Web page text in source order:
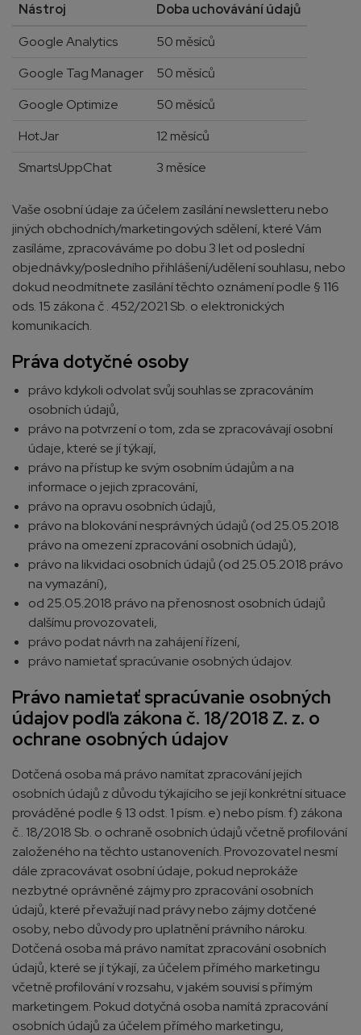
Nástroj
Doba uchovávání údajů
Google Analytics
50 měsíců
Google Tag Manager
50 měsíců
Google Optimize
50 měsíců
HotJar
12 měsíců
SmartsUppChat
3 měsíce
Vaše osobní údaje za účelem zasílání newsletteru nebo
jiných obchodních/marketingových sdělení, které Vám
zasíláme, zpracováváme po dobu 3 let od poslední
objednávky/posledního přihlášení/udělení souhlasu, nebo
dokud neodmítnete zasílání těchto oznámení podle § 116
ods. 15 zákona č . 452/2021 Sb. o elektronických
komunikacích.
Práva dotyčné osoby
právo kdykoli odvolat svůj souhlas se zpracováním
osobních údajů,
právo na potvrzení o tom, zda se zpracovávají osobní
údaje, které se jí týkají,
právo na přístup ke svým osobním údajům a na
informace o jejich zpracování,
právo na opravu osobních údajů,
právo na blokování nesprávných údajů (od 25.05.2018
právo na omezení zpracování osobních údajů),
právo na likvidaci osobních údajů (od 25.05.2018 právo
na vymazání),
od 25.05.2018 právo na přenosnost osobních údajů
dalšímu provozovateli,
právo podat návrh na zahájení řízení,
právo namietať spracúvanie osobných údajov.
Právo namietať spracúvanie osobných
údajov podľa zákona č. 18/2018 Z. z. o
ochrane osobných údajov
Dotčená osoba má právo namítat zpracování jejích
osobních údajů z důvodu týkajícího se její konkrétní situace
prováděné podle § 13 odst. 1 písm. e) nebo písm. f) zákona
č.. 18/2018 Sb. o ochraně osobních údajů včetně profilování
založeného na těchto ustanoveních. Provozovatel nesmí
dále zpracovávat osobní údaje, pokud neprokáže
nezbytné oprávněné zájmy pro zpracování osobních
údajů, které převažují nad právy nebo zájmy dotčené
osoby, nebo důvody pro uplatnění právního nároku.
Dotčená osoba má právo namítat zpracování osobních
údajů, které se jí týkají, za účelem přímého marketingu
včetně profilování v rozsahu, v jakém souvisí s přímým
marketingem. Pokud dotyčná osoba namítá zpracování
osobních údajů za účelem přímého marketingu,